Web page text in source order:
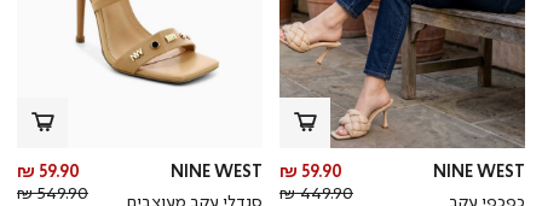
NINE WEST
כפכפי עקב
מחיר
מוצר
59.90 ₪
מחיר
449.90 ₪
NINE WEST
סנדלי עקב מעוצבים
59.90 ₪
549.90 ₪